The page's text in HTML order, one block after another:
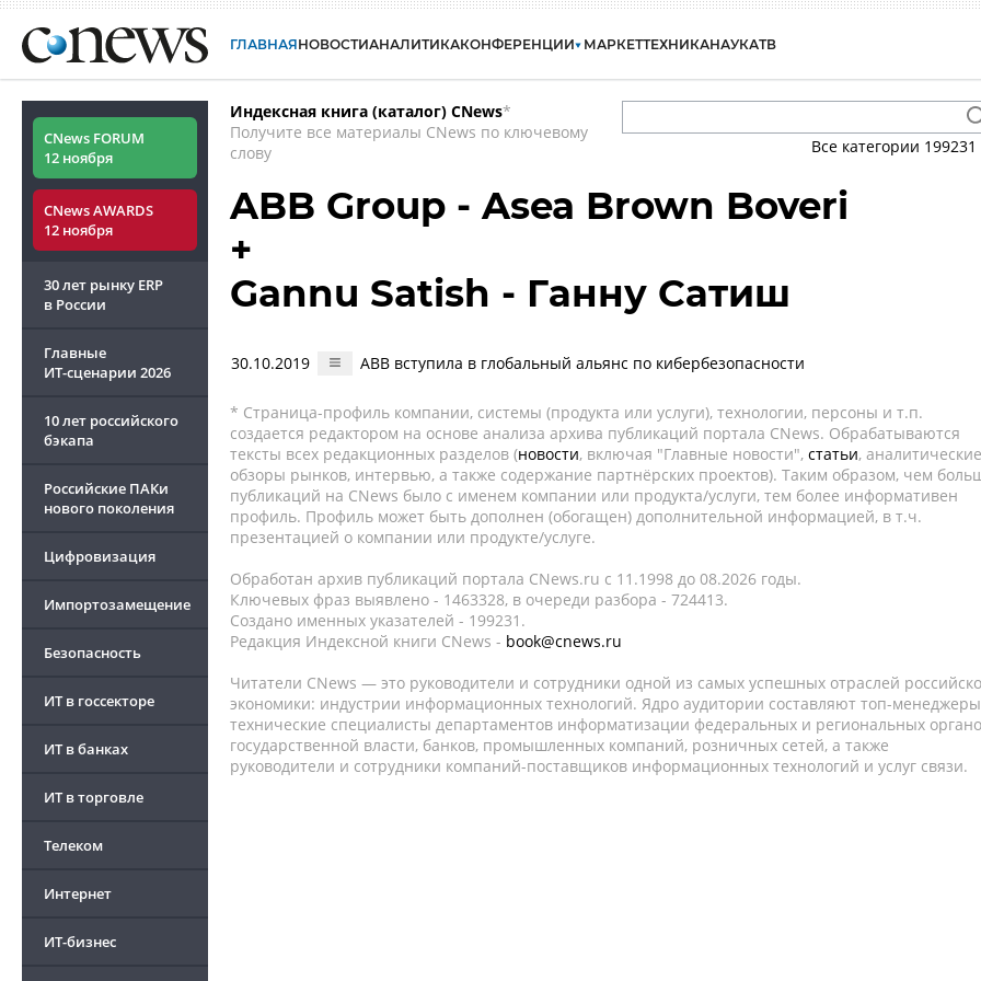
ГЛАВНАЯНОВОСТИАНАЛИТИКАКОНФЕРЕНЦИИ МАРКЕТТЕХНИКАНАУКАТВ
CNews FORUM
12 ноября
CNews AWARDS
12 ноября
30 лет рынку ERP
в России
Главные
ИТ-сценарии 2026
10 лет российского
бэкапа
Российские ПАКи
нового поколения
Цифровизация
Импортозамещение
Безопасность
ИТ в госсекторе
ИТ в банках
ИТ в торговле
Телеком
Интернет
ИТ-бизнес
Индексная книга (каталог) CNews*
Получите все материалы CNews по ключевому
слову
Все категории 199231
ABB Group - Asea Brown Boveri
+
Gannu Satish - Ганну Сатиш
30.10.2019 ABB вступила в глобальный альянс по кибербезопасности
* Страница-профиль компании, системы (продукта или услуги), технологии, персоны и т.п.
создается редактором на основе анализа архива публикаций портала CNews. Обрабатываются
тексты всех редакционных разделов (новости, включая "Главные новости", статьи, аналитические
обзоры рынков, интервью, а также содержание партнёрских проектов). Таким образом, чем
публикаций на CNews было с именем компании или продукта/услуги, тем более информативен
профиль. Профиль может быть дополнен (обогащен) дополнительной информацией, в т.ч.
презентацией о компании или продукте/услуге.
Обработан архив публикаций портала CNews.ru c 11.1998 до 08.2026 годы.
Ключевых фраз выявлено - 1463328, в очереди разбора - 724413.
Создано именных указателей - 199231.
Редакция Индексной книги CNews - book@cnews.ru
Читатели CNews — это руководители и сотрудники одной из самых успешных отраслей
экономики: индустрии информационных технологий. Ядро аудитории составляют топ-
технические специалисты департаментов информатизации федеральных и региональных
государственной власти, банков, промышленных компаний, розничных сетей, а также
руководители и сотрудники компаний-поставщиков информационных технологий и услуг связи.